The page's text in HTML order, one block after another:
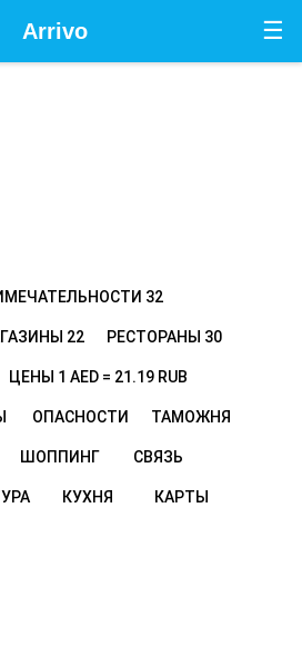
☰
Arrivo
32
22 РЕСТОРАНЫ 30
ЦЕНЫ 1 AED = 21.19 RUB
ОПАСНОСТИ ТАМОЖНЯ
ШОППИНГ СВЯЗЬ
КУХНЯ КАРТЫ